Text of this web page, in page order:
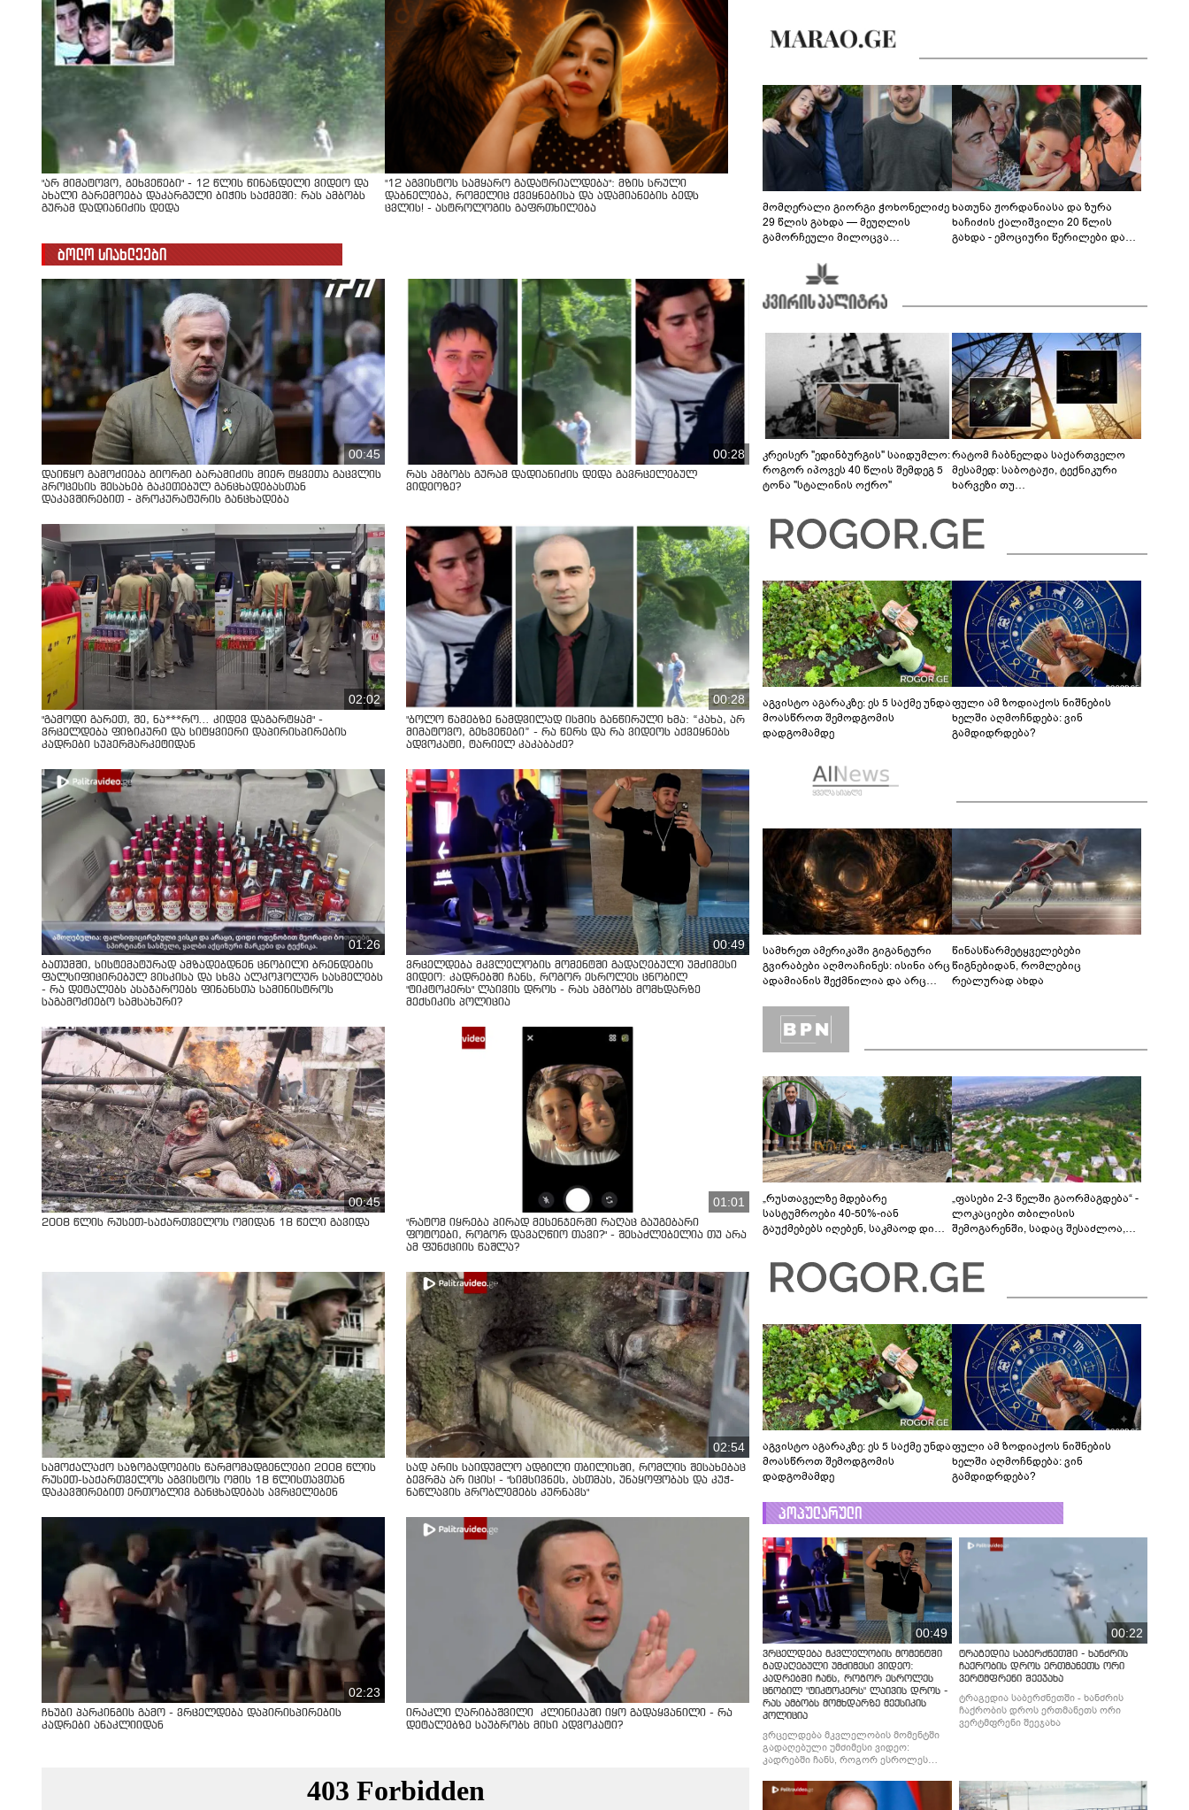
"არ მიმატოვო, გეხვეწები" - 12 წლის წინანდელი ვიდეო და
ახალი გარემოება დაკარგული ბიჭის საქმეში: რას ამბობს
გურამ დადიანიძის დედა
"12 აგვისტოს სამყარო გადატრიალდება": მზის სრული
დაბნელება, რომელიც ქვეყნებისა და ადამიანების ბედს
ცვლის! - ასტროლოგის გაფრთხილება
ბოლო სიახლეები
00:45
დაიწყო გამოძიება გიორგი ბარამიძის მიერ ტყვეთა გაცვლის
პროცესის შესახებ გაკეთებულ განცხადებასთან
დაკავშირებით - პროკურატურის განცხადება
00:28
რას ამბობს გურამ დადიანიძის დედა გავრცელებულ
ვიდეოზე?
02:02
"გამოდი გარეთ, შე, ნა***რო... კიდევ დაგარტყამ" -
ვრცელდება ფიზიკური და სიტყვიერი დაპირისპირების
კადრები სუპერმარკეტიდან
00:28
"ბოლო წამებზე ნამდვილად ისმის განწირული ხმა: “კახა, არ
მიმატოვო, გეხვეწები” - რა წერს და რა ვიდეოს აქვეყნებს
ადვოკატი, ტარიელ კაკაბაძე?
01:26
ბათუმში, სისტემატურად ამზადებდნენ ცნობილი ბრენდების
ფალსიფიცირებულ ვისკისა და სხვა ალკოჰოლურ სასმელებს
- რა დეტალებს ასაჯაროებს ფინანსთა სამინისტროს
საგამოძიებო სამსახური?
00:49
ვრცელდება მკვლელობის მომენტში გადაღებული უმძიმესი
ვიდეო: კადრებში ჩანს, როგორ ესროლეს ცნობილ
"ტიკტოკერს" ლაივის დროს - რას ამბობს მომხდარზე
მექსიკის პოლიცია
00:45
2008 წლის რუსეთ-საქართველოს ომიდან 18 წელი გავიდა
01:01
"რატომ იყრება პირად მესენჯერში რაღაც გაუგებარი
ფოტოები, როგორ დავაღწიო თავი?" - შესაძლებელია თუ არა
ამ ფუნქციის წაშლა?
სამოქალაქო საზოგადოების წარმომადგენლები 2008 წლის
რუსეთ-საქართველოს აგვისტოს ომის 18 წლისთავთან
დაკავშირებით ერთობლივ განცხადებას ავრცელებენ
02:54
სად არის საიდუმლო ადგილი თბილისში, რომლის შესახებაც
ბევრმა არ იცის! - "სიმსივნეს, ასთმას, უნაყოფობას და კუჭ-
ნაწლავის პრობლემებს კურნავს"
02:23
ჩხუბი პარკინგის გამო - ვრცელდება დაპირისპირების
კადრები ანაკლიიდან
ირაკლი ღარიბაშვილი კლინიკაში იყო გადაყვანილი - რა
დეტალებზე საუბრობს მისი ადვოკატი?
მოწოდებაზე... წლობით
მიმდინარეობდა საქმის
მომღერალი გიორგი ჭოხონელიძე
29 წლის გახდა — მეუღლის
გამორჩეული მილოცვა
ხათუნა ჟორდანიასა და ზურა
ხაჩიძის ქალიშვილი 20 წლის
გახდა - ემოციური წერილები და
კრეისერ "ედინბურგის" საიდუმლო:
როგორ იპოვეს 40 წლის შემდეგ 5
ტონა "სტალინის ოქრო"
რატომ ჩაბნელდა საქართველო
მესამედ: საბოტაჟი, ტექნიკური
ხარვეზი თუ
აგვისტო აგარაკზე: ეს 5 საქმე უნდა
მოასწროთ შემოდგომის
დადგომამდე
ფული ამ ზოდიაქოს ნიშნების
ხელში აღმოჩნდება: ვინ
გამდიდრდება?
სამხრეთ ამერიკაში გიგანტური
გვირაბები აღმოაჩინეს: ისინი არც
ადამიანის შექმნილია და არც
ლაბირინთები?
წინასწარმეტყველებები
წიგნებიდან, რომლებიც
რეალურად ახდა
„რუსთაველზე მდებარე
სასტუმროები 40-50%-იან
გაუქმებებს იღებენ, საკმაოდ დიდი
შეხვდებოდა“
„ფასები 2-3 წელში გაორმაგდება“ -
ლოკაციები თბილისის
შემოგარენში, სადაც შესაძლოა,
აგვისტო აგარაკზე: ეს 5 საქმე უნდა
მოასწროთ შემოდგომის
დადგომამდე
ფული ამ ზოდიაქოს ნიშნების
ხელში აღმოჩნდება: ვინ
გამდიდრდება?
პოპულარული
00:49
ვრცელდება მკვლელობის მომენტში
გადაღებული უმძიმესი ვიდეო:
კადრებში ჩანს, როგორ ესროლეს
ცნობილ "ტიკტოკერს" ლაივის დროს -
რას ამბობს მომხდარზე მექსიკის
პოლიცია
ვრცელდება მკვლელობის მომენტში
გადაღებული უმძიმესი ვიდეო:
კადრებში ჩანს, როგორ ესროლეს
რას ამბობს მომხდარზე მექსიკის
პოლიცია
00:22
ტრაგედია საბერძნეთში - ხანძრის
ჩაქრობის დროს ერთმანეთს ორი
ვერტმფრენი შეეჯახა
ტრაგედია საბერძნეთში - ხანძრის
ჩაქრობის დროს ერთმანეთს ორი
ვერტმფრენი შეეჯახა